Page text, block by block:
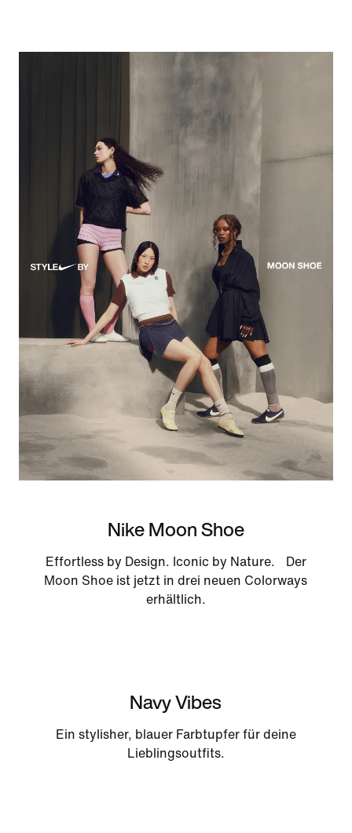
Nike Moon Shoe
Effortless by Design. Iconic by Nature. Der
Moon Shoe ist jetzt in drei neuen Colorways
erhältlich.
Navy Vibes
Ein stylisher, blauer Farbtupfer für deine
Lieblingsoutfits.